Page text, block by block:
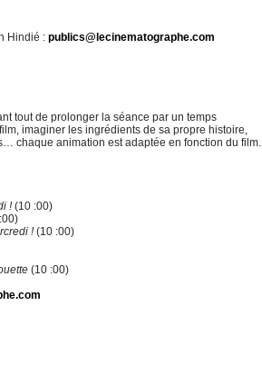
Hindié : publics@lecinematographe.com
tout de prolonger la séance par un temps
imaginer les ingrédients de sa propre histoire,
chaque animation est adaptée en fonction du film.
!(10 :00)
!(10 :00)
(10 :00)